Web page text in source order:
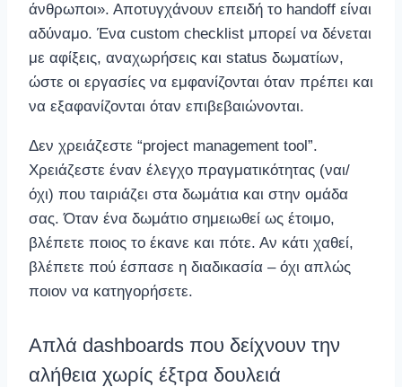
άνθρωποι». Αποτυγχάνουν επειδή το handoff είναι
αδύναμο. Ένα custom checklist μπορεί να δένεται
με αφίξεις, αναχωρήσεις και status δωματίων,
ώστε οι εργασίες να εμφανίζονται όταν πρέπει και
να εξαφανίζονται όταν επιβεβαιώνονται.
Δεν χρειάζεστε “project management tool”.
Χρειάζεστε έναν έλεγχο πραγματικότητας (ναι/
όχι) που ταιριάζει στα δωμάτια και στην ομάδα
σας. Όταν ένα δωμάτιο σημειωθεί ως έτοιμο,
βλέπετε ποιος το έκανε και πότε. Αν κάτι χαθεί,
βλέπετε πού έσπασε η διαδικασία – όχι απλώς
ποιον να κατηγορήσετε.
Απλά dashboards που δείχνουν την
αλήθεια χωρίς έξτρα δουλειά